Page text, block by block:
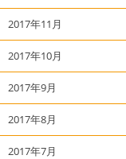
2017年11月
2017年10月
2017年9月
2017年8月
2017年7月